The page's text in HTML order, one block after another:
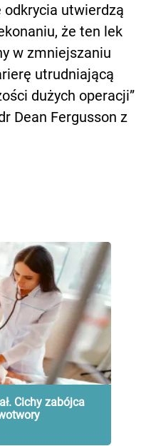
odkrycia utwierdzą
że ten lek
w zmniejszaniu
utrudniającą
dużych operacji”
Dean Fergusson z
Cichy zabójca